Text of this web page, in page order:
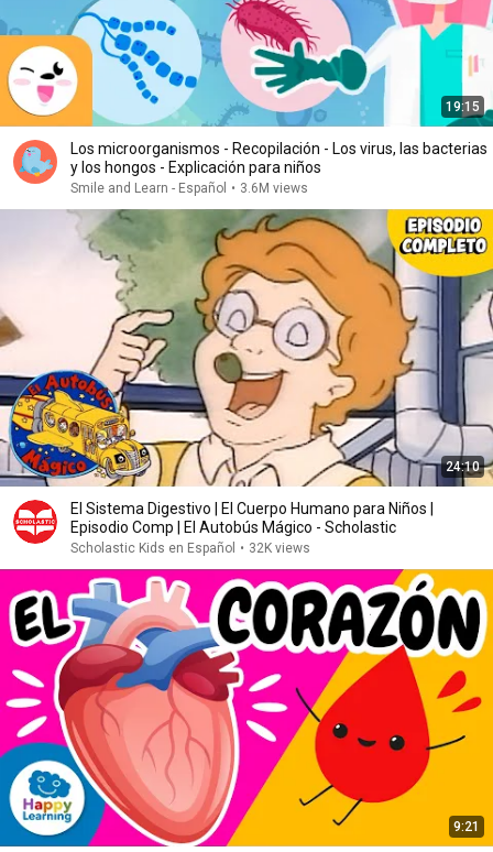
19:15
Los microorganismos - Recopilación - Los virus, las bacterias
y los hongos - Explicación para niños
Smile and Learn - Español • 3.6M views
24:10
El Sistema Digestivo | El Cuerpo Humano para Niños |
Episodio Comp | El Autobús Mágico - Scholastic
Scholastic Kids en Español • 32K views
9:21